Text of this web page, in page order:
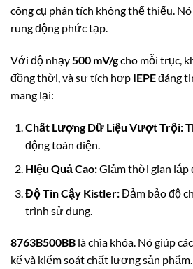
công cụ phân tích không thể thiếu.
rung động phức tạp.
Với độ nhạy 500 mV/gcho mỗi trục,
đồng thời, và sự tích hợp IEPEđáng
mang lại:
Chất Lượng Dữ Liệu Vượt Trội:
động toàn diện.
Hiệu Quả Cao:Giảm thời gian lắp
Độ Tin Cậy Kistler:Đảm bảo độ
trình sử dụng.
8763B500BB là chìa khóa. Nó giúp
kế và kiểm soát chất lượng sản phẩm.